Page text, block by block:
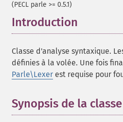
(PECL parle >= 0.5.1)
Introduction
Classe d'analyse syntaxique.
définies à la volée. Une fois
Parle\Lexer est requise pour
Synopsis de la classe